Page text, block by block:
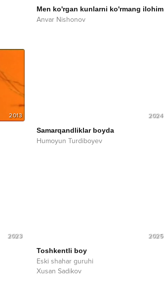
Men ko'rgan kunlarni ko'rmang ilohim
Anvar Nishonov
2013 2024
Samarqandliklar boyda
Humoyun Turdiboyev
2023 2025
Toshkentli boy
Eski shahar guruhi
Xusan Sadikov